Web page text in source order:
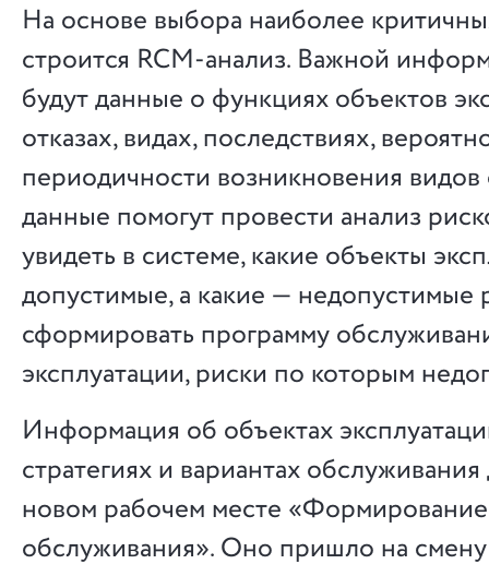
На основе выбора наиболее
строится RCM-анализ. Важной
будут данные о функциях объектов
отказах, видах, последствиях,
периодичности возникновения видов
данные помогут провести анализ
увидеть в системе, какие объекты
допустимые, а какие — недопустимые
сформировать программу
эксплуатации, риски по которым
Информация об объектах
стратегиях и вариантах
новом рабочем месте
обслуживания». Оно пришло на